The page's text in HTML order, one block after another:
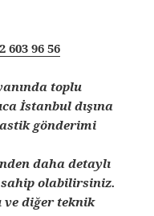
603 96 56
toplu
İstanbul dışına
gönderimi
daha detaylı
olabilirsiniz.
diğer teknik